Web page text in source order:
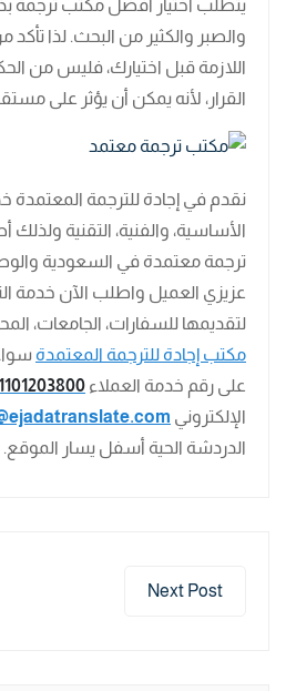
يتطلب اختيار أفضل مكتب ترجمة
والصبر والكثير من البحث. لذا
اللازمة قبل اختيارك، فليس من
القرار، لأنه يمكن أن يؤثر على
نقدم في إجادة للترجمة المعتمدة
الأساسية، والفنية، التقنية
ترجمة معتمدة في السعودية
عزيزي العميل واطلب الآن خدمة
لتقديمها للسفارات، الجامعات،
مكتب إجادة للترجمة المعتمدة
على رقم خدمة العملاء
الإلكتروني
الدردشة الحية أسفل يسار الموقع.
Next Post